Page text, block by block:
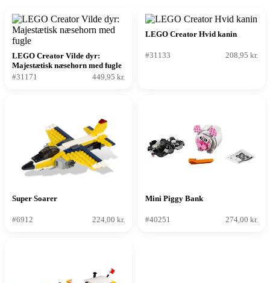
LEGO Creator Vilde dyr:
Majestætisk næsehorn med fugle
#31171
449,95 kr.
LEGO Creator Hvid kanin
#31133 208,95 kr.
Super Soarer
#6912 224,00 kr.
Mini Piggy Bank
#40251 274,00 kr.